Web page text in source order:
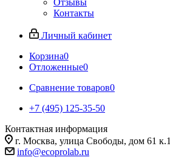
Контакты
Личный кабинет
Корзина0
Отложенные0
Сравнение товаров0
+7 (495) 125-35-50
Контактная информация
г. Москва, улица Свободы, дом 61 к.1
info@ecoprolab.ru